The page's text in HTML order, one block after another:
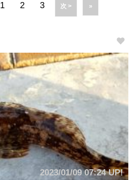
1 2 3 次 > »
2023/01/09 07:24 UP!